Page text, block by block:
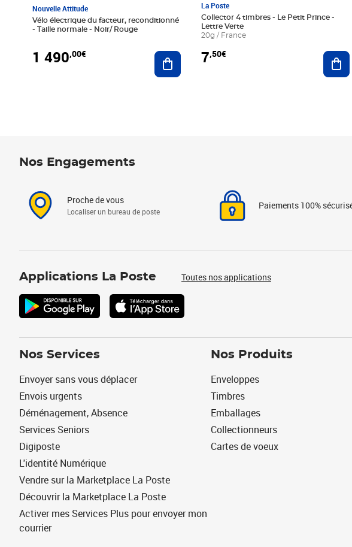
Nouvelle Attitude
Vélo électrique du facteur, reconditionné
- Taille normale - Noir/ Rouge
1 490,00€ Ajouter au panier
La Poste
Collector 4 timbres - Le Petit Prince -
Lettre Verte
20g / France
7,50€
Nos Engagements
Proche de vous
Localiser un bureau de poste
Paiements 100%
Applications La Poste Toutes nos applications
Nos Services
Envoyer sans vous déplacer
Envois urgents
Déménagement, Absence
Services Seniors
Digiposte
L'identité Numérique
Vendre sur la Marketplace La Poste
Découvrir la Marketplace La Poste
Activer mes Services Plus pour envoyer mon
courrier
Nos Produits
Enveloppes
Timbres
Emballages
Collectionneurs
Cartes de voeux